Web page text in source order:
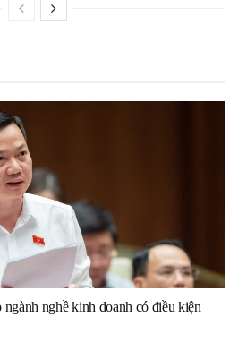
nghề kinh doanh có điều kiện